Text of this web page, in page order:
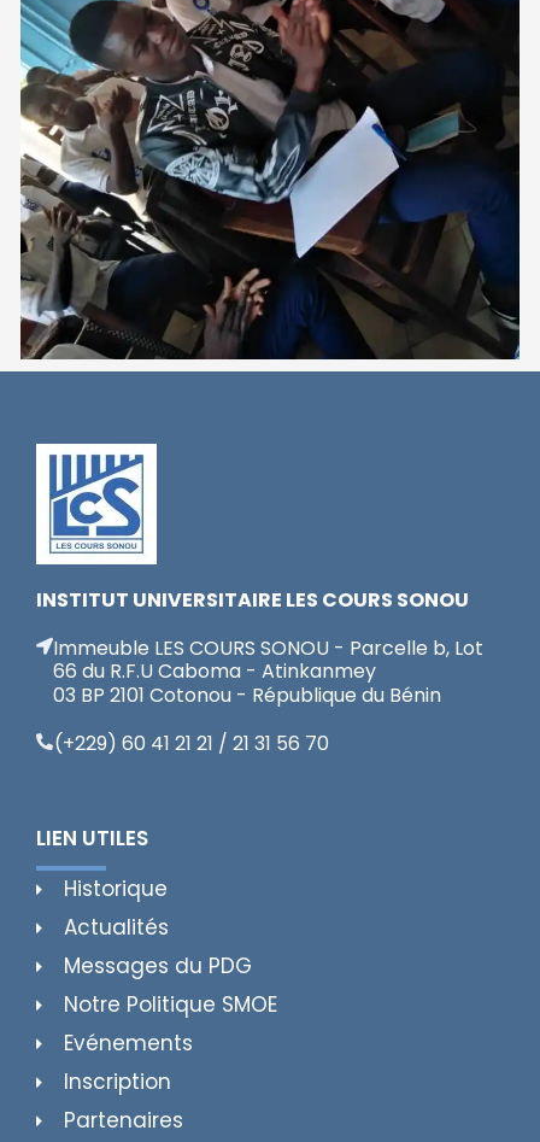
INSTITUT UNIVERSITAIRE LES COURS SONOU
Immeuble LES COURS SONOU - Parcelle b, Lot
66 du R.F.U Caboma - Atinkanmey
03 BP 2101 Cotonou - République du Bénin
(+229) 60 41 21 21 / 21 31 56 70
LIEN UTILES
Historique
Actualités
Messages du PDG
Notre Politique SMOE
Evénements
Inscription
Partenaires